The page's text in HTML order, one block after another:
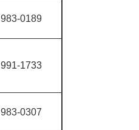
983-0189
991-1733
983-0307